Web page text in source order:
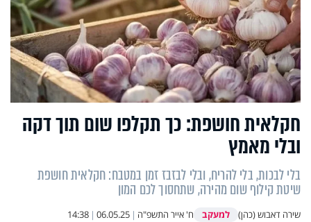
חקלאית חושפת: כך תקלפו שום תוך דקה
ובלי מאמץ
בלי לבכות, בלי להריח, ובלי לבזבז זמן במטבח: חקלאית חושפת
שיטת קילוף שום מהירה, שתחסוך לכם המון
שירה דאבוש (כהן) למעקב ח' אייר התשפ"ה |
06.05.25
|
14:38